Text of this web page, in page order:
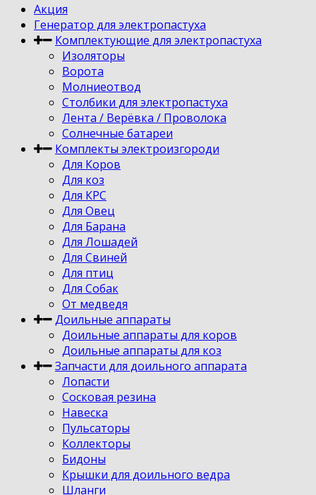
Акция
Генератор для электропастуха
Комплектующие для электропастуха
Изоляторы
Ворота
Молниеотвод
Столбики для электропастуха
Лента / Верёвка / Проволока
Солнечные батареи
Комплекты электроизгороди
Для Коров
Для коз
Для КРС
Для Овец
Для Барана
Для Лошадей
Для Свиней
Для птиц
Для Собак
От медведя
Доильные аппараты
Доильные аппараты для коров
Доильные аппараты для коз
Запчасти для доильного аппарата
Лопасти
Сосковая резина
Навеска
Пульсаторы
Коллекторы
Бидоны
Крышки для доильного ведра
Шланги